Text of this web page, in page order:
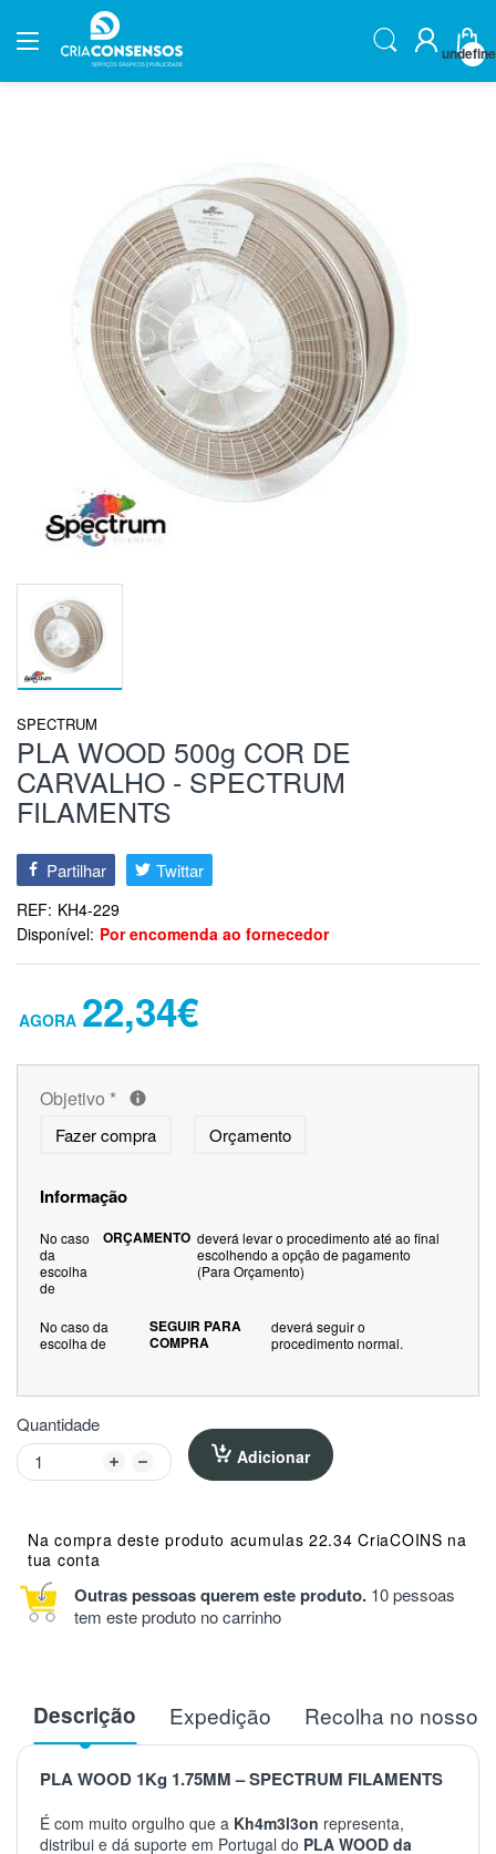
SPECTRUM
PLA WOOD 500g COR DE
CARVALHO - SPECTRUM
FILAMENTS
Partilhar Twittar
REF: KH4-229
Disponível: Por encomenda ao fornecedor
22,34€
Objetivo *
Fazer compra Orçamento
Informação
No caso
da
escolha
de
ORÇAMENTO deverá levar o procedimento até ao final
escolhendo a opção de pagamento
(Para Orçamento)
No caso da
escolha de
SEGUIR PARA
COMPRA
deverá seguir o
procedimento normal.
Quantidade
Adicionar
Na compra deste produto acumulas 22.34 CriaCOINS na
tua conta
Outras pessoas querem este produto. 10 pessoas
tem este produto no carrinho
Descrição Expedição Recolha no nosso
PLA WOOD 1Kg 1.75MM – SPECTRUM FILAMENTS
É com muito orgulho que a Kh4m3l3on representa,
distribui e dá suporte em Portugal do PLA WOOD da